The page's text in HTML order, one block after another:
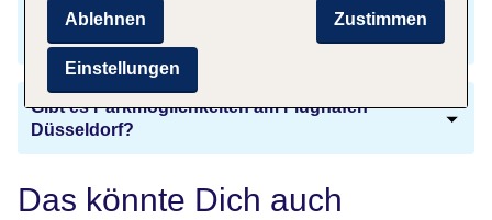
Welche Sprachen werden auf Djerba
gesprochen?
Gibt es Parkmöglichkeiten am Flughafen
Düsseldorf?
Das könnte Dich auch
Zustimmen
Ablehnen
Einstellungen